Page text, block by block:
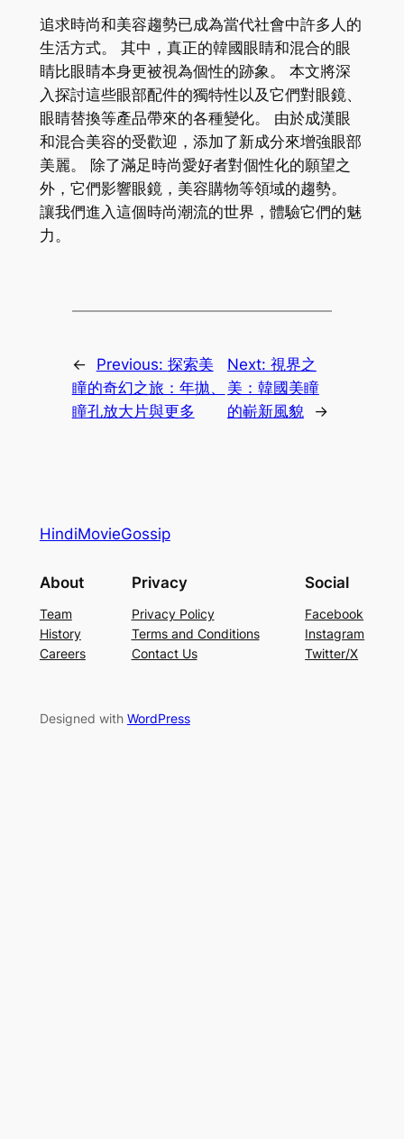
追求時尚和美容趨勢已成為當代社會中許多人的
生活方式。 其中，真正的韓國眼睛和混合的眼
睛比眼睛本身更被視為個性的跡象。 本文將深
入探討這些眼部配件的獨特性以及它們對眼鏡、
眼睛替換等產品帶來的各種變化。 由於成漢眼
和混合美容的受歡迎，添加了新成分來增強眼部
美麗。 除了滿足時尚愛好者對個性化的願望之
外，它們影響眼鏡，美容購物等領域的趨勢。
讓我們進入這個時尚潮流的世界，體驗它們的魅
力。
← Previous: 探索美
瞳的奇幻之旅：年拋、
瞳孔放大片與更多
Next: 視界之
美：韓國美瞳
的嶄新風貌
→
HindiMovieGossip
About
Team
History
Careers
Privacy
Privacy Policy
Terms and Conditions
Contact Us
Social
Facebook
Instagram
Twitter/X
Designed with WordPress